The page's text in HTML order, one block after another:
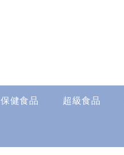
保健食品 超級食品